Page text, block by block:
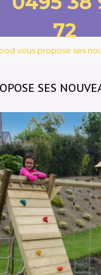
72
vous propose ses
SES